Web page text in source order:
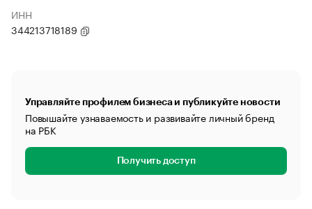
ИНН
344213718189
Управляйте профилем бизнеса и публикуйте новости
Повышайте узнаваемость и развивайте личный бренд
на РБК
Получить доступ